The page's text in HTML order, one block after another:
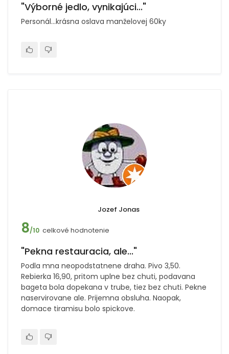
"Výborné jedlo, vynikajúci..."
Personál...krásna oslava manželovej 60ky
Jozef Jonas
8/10 celkové hodnotenie
"Pekna restauracia, ale..."
Podla mna neopodstatnene draha. Pivo 3,50.
Rebierka 16,90, pritom uplne bez chuti, podavana
bageta bola dopekana v trube, tiez bez chuti. Pekne
naservirovane ale. Prijemna obsluha. Naopak,
domace tiramisu bolo spickove.